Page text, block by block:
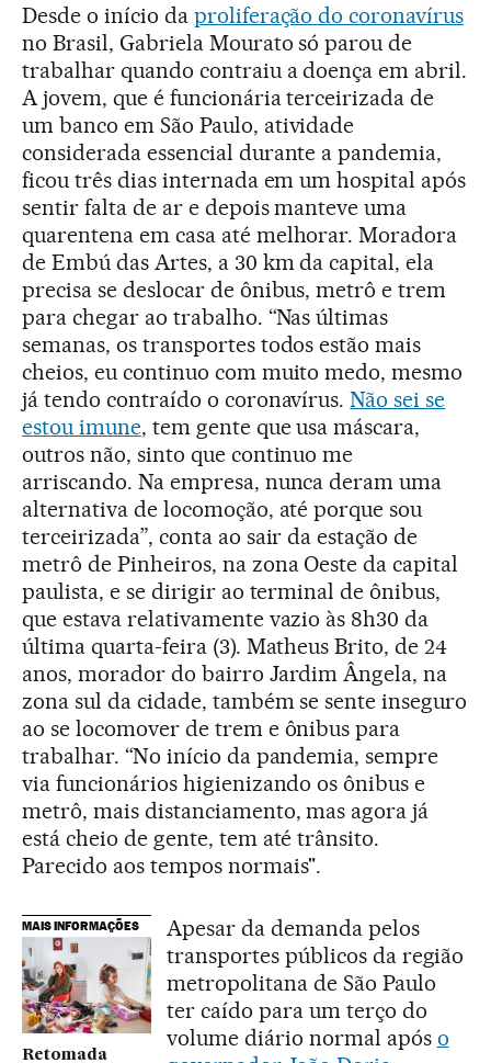
Desde o início da proliferação do coronavírus
no Brasil, Gabriela Mourato só parou de
trabalhar quando contraiu a doença em abril.
A jovem, que é funcionária terceirizada de
um banco em São Paulo, atividade
considerada essencial durante a pandemia,
ficou três dias internada em um hospital após
sentir falta de ar e depois manteve uma
quarentena em casa até melhorar. Moradora
de Embú das Artes, a 30 km da capital, ela
precisa se deslocar de ônibus, metrô e trem
para chegar ao trabalho. “Nas últimas
semanas, os transportes todos estão mais
cheios, eu continuo com muito medo, mesmo
já tendo contraído o coronavírus.Não sei se
estou imune, tem gente que usa máscara,
outros não, sinto que continuo me
arriscando. Na empresa, nunca deram uma
alternativa de locomoção, até porque sou
terceirizada”, conta ao sair da estação de
metrô de Pinheiros, na zona Oeste da capital
paulista, e se dirigir ao terminal de ônibus,
que estava relativamente vazio às 8h30 da
última quarta-feira (3). Matheus Brito, de 24
anos, morador do bairro Jardim Ângela, na
zona sul da cidade, também se sente inseguro
ao se locomover de trem e ônibus para
trabalhar. “No início da pandemia, sempre
via funcionários higienizando os ônibus e
metrô, mais distanciamento, mas agora já
está cheio de gente, tem até trânsito.
Parecido aos tempos normais".
MAIS INFORMAÇÕES
Retomada
Apesar da demanda pelos
transportes públicos da região
metropolitana de São Paulo
ter caído para um terço do
volume diário normal após o